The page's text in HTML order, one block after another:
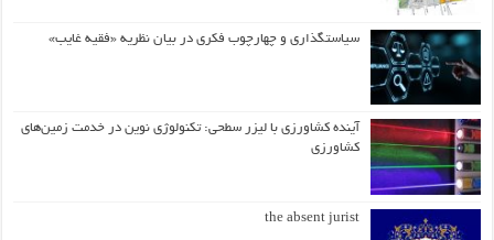
سیاستگذاری و چهارچوب فکری در بیان نظریه «فقیه غایب»
آینده کشاورزی با لیزر سطحی: تکنولوژی نوین در خدمت زمین‌های
کشاورزی
the absent jurist